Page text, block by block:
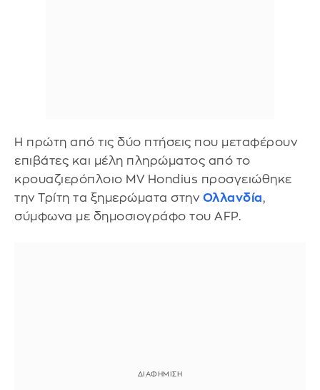
Η πρώτη από τις δύο πτήσεις που μεταφέρουν
επιβάτες και μέλη πληρώματος από το
κρουαζιερόπλοιο MV Hondius προσγειώθηκε
την Τρίτη τα ξημερώματα στην Ολλανδία,
σύμφωνα με δημοσιογράφο του AFP.